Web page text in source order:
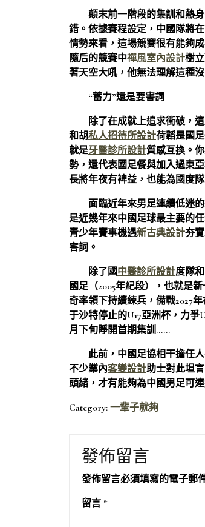
顛末前一階段的集訓和熱
錯。依據賽程設定，中國隊將在
情勢來看，這場競賽很有能夠
隨后的競賽中禪風室內設計樹
著天空大吼，他無法理解這種
“蓄力”還是要害詞
除了在成就上追求衝破，
和胡私人招待所設計荷韜是國
就是牙醫診所設計質感互換。
勢，還代表國足餐與加入過東
長將年夜有裨益，也能為國度
面臨近年來男足連續低迷
是近幾年來中國足球最主要的
青少年賽事機遇新古典設計夯
害詞。
除了國中醫診所設計度隊
國足（2005年紀段），也就是
奇率領下持續練兵，備戰2027
于沙特停止的U17亞洲杯，力爭
月下旬睜開首期集訓……
此前，中國足協相干擔任
不少業內客變設計助士對此坦
頭緒，才有能夠為中國男足可
Category: 一輩子就夠
發佈留言
發佈留言必須填寫的電子郵
留言 *